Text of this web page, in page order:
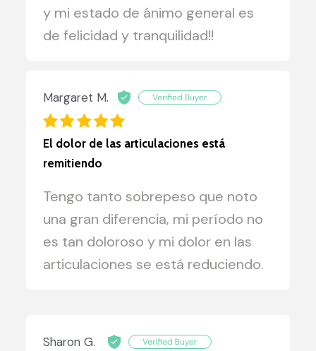
y mi estado de ánimo general es
de felicidad y tranquilidad!!
Margaret M.
El dolor de las articulaciones está
remitiendo
Tengo tanto sobrepeso que noto
una gran diferencia, mi período no
es tan doloroso y mi dolor en las
articulaciones se está reduciendo.
Sharon G.